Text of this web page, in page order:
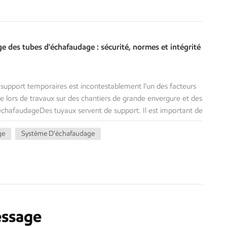
des tubes d'échafaudage : sécurité, normes et intégrité
temporaires est incontestablement l'un des facteurs
lors de travaux sur des chantiers de grande envergure et des
tuyaux servent de support. Il est important de
de votre tuyau. tuyau d'échafaudage La capacité à
est essentielle pour garantir des environnements de travail
des tuyaux d'échafaudage dans le monde entier. 1. Les
déterminée en calculant la charge (force) maximale qu'un
d'atteindre sa limite de déformation permanente ou de
Système D'échafaudage